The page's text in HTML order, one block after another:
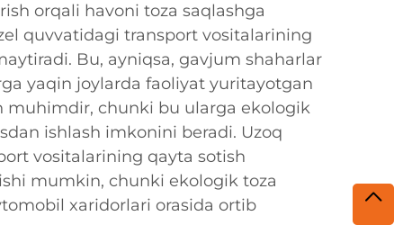
orqali havoni toza saqlashga
quvvatidagi transport vositalarining
Bu, ayniqsa, gavjum shaharlar
yaqin joylarda faoliyat yuritayotgan
muhimdir, chunki bu ularga ekologik
ishlash imkonini beradi. Uzoq
vositalarining qayta sotish
mumkin, chunki ekologik toza
xaridorlari orasida ortib